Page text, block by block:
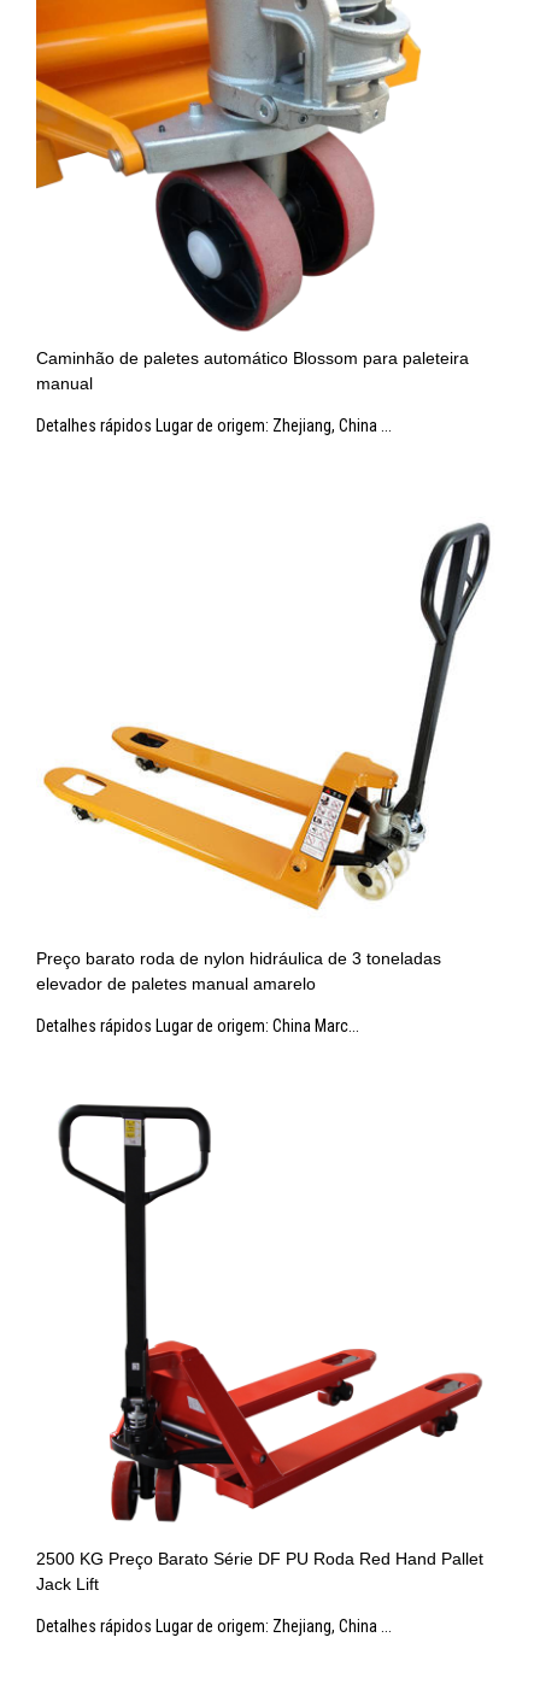
Caminhão de paletes automático Blossom para paleteira
manual
Detalhes rápidos Lugar de origem: Zhejiang, China ...
Preço barato roda de nylon hidráulica de 3 toneladas
elevador de paletes manual amarelo
Detalhes rápidos Lugar de origem: China Marc...
2500 KG Preço Barato Série DF PU Roda Red Hand Pallet
Jack Lift
Detalhes rápidos Lugar de origem: Zhejiang, China ...